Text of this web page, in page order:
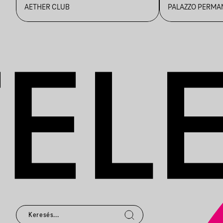
REVIVAL
AETHER CLUB PALAZZO